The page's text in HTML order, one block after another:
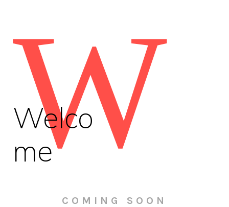
W
Welco
me
COMING SOON